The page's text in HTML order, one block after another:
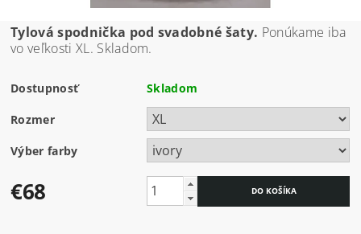
Tylová spodnička pod svadobné šaty. Ponúkame iba
vo veľkosti XL. Skladom.
Dostupnosť Skladom
Rozmer
Výber farby
€68